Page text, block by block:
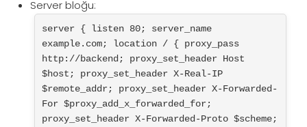
Server bloğu:
server { listen 80; server_name
example.com; location / { proxy_pass
http://backend; proxy_set_header Host
$host; proxy_set_header X-Real-IP
$remote_addr; proxy_set_header X-Forwarded-
For $proxy_add_x_forwarded_for;
proxy_set_header X-Forwarded-Proto $scheme;